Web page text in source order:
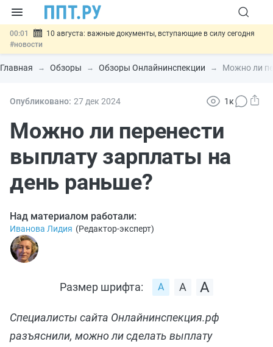
00:01
10 августа: важные документы, вступающие в силу сегодня
#новости
07.08 Подписан закон о блокировке продажи опасных товаров через
«Честный знак»#новости
07.08 Госпошлину за устранение ошибок в документах предлагают
07.08
отношений #новости
Главная Обзоры Обзоры Онлайнинспекции Можно ли
Опубликовано: 27 дек 2024 1к
Можно ли перенести
выплату зарплаты на
день раньше?
Над материалом работали:
Иванова Лидия (Редактор-эксперт)
Размер шрифта:
Специалисты сайта Онлайнинспекция.рф
разъяснили, можно ли сделать выплату